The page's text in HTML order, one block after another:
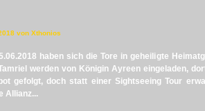
von Xthonios
haben sich die Tore in geheiligte
werden von Königin Ayreen eingeladen,
gefolgt, doch statt einer Sightseeing Tour
Allianz...